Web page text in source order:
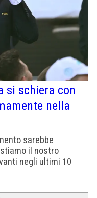
si schiera con
nella
sarebbe
il nostro
negli ultimi 10